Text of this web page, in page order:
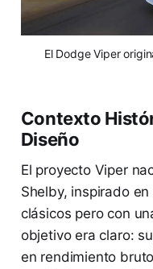
El Dodge Viper
Contexto
Diseño
El proyecto Viper
Shelby, inspirado
clásicos pero con
objetivo era claro:
en rendimiento